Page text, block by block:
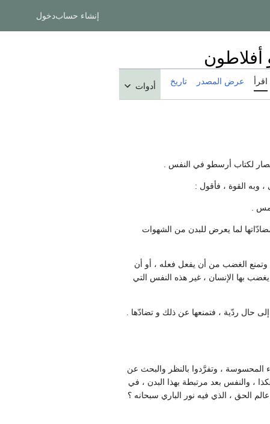
إنشاء حسابدخول
اقرأ عرض المصدر تاريخ أدوات
لكتاب أرسطو في النفس .
وبه القوة ، فأقول :
.
لما يعرض للبدن من الشهوات
وتمنع الغضب من أن يفعل فعله ، أو أن
بها الإنسان ، غير هذه النفس التي
حال ردّية ، فتمنعها عن ذلك و تضادّها .
المحسوسة ، وتفرَّدوا بالنظر والبحث عن
، والنفس بعد مرتبطة بهذا البدن ، في
الحق ، الذي فيه نور الباري سبحانه ؟